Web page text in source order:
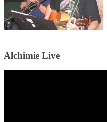
Alchimie Live